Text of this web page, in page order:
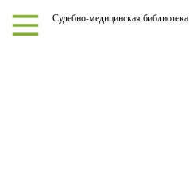
Судебно-медицинская библиотека